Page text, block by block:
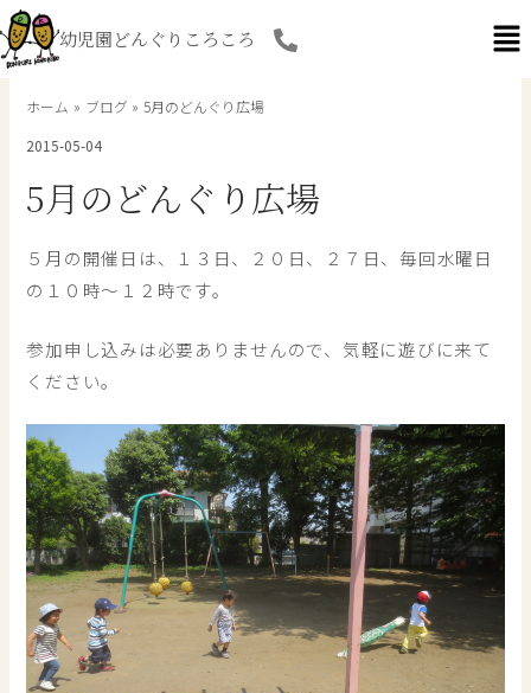
内
容
を
幼児園どんぐりころころ
ホーム ブログ
5月のどんぐり広場
2015-05-04
5月のどんぐり広場
５月の開催日は、１３日、２０日、２７日、毎回水曜日
の１０時～１２時です。
参加申し込みは必要ありませんので、気軽に遊びに来て
ください。